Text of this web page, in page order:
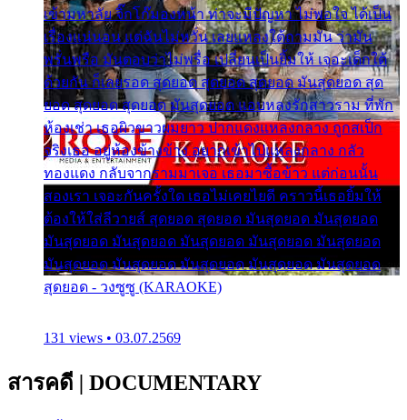
เข้ามหาลัย จิ๊กโก๊มองหน้า ท่าจะมีปัญหา ไม่พอใจ ได้เป็น
เรื่องแน่นอน แต่ฉันไม่หวั่น เลยแหลงใต้ถามมัน ว่ามัน
พรั่นพรือ มันตอบว่าไม่พรื่อ เปลี่ยนเป็นยิ้มให้ เจอะเด็กใต้
ด้วยกัน ก็เลยรอด สุดยอด สุดยอด สุดยอด มันสุดยอด สุด
ยอด สุดยอด สุดยอด มันสุดยอด แอบหลงรักสาวราม ที่พัก
ห้องเช่า เธอผิวขาวผมยาว ปากแดงแหลงกลาง ถูกสเป็ก
จริงเธอ อยู่ห้องข้างข้าง อยากเข้าไปแหลงกลาง กลัว
ทองแดง กลับจากรามมาเจอ เธอมาซื้อข้าว แต่ก่อนนั้น
สองเรา เจอะกันครั้งใด เธอไม่เคยไยดี คราวนี้เธอยิ้มให้
ต้องให้ใส่ลีวายส์ สุดยอด สุดยอด มันสุดยอด มันสุดยอด
มันสุดยอด มันสุดยอด มันสุดยอด มันสุดยอด มันสุดยอด
มันสุดยอด มันสุดยอด มันสุดยอด มันสุดยอด มันสุดยอด
สุดยอด - วงซูซู (KARAOKE)
131 views • 03.07.2569
สารคดี | DOCUMENTARY